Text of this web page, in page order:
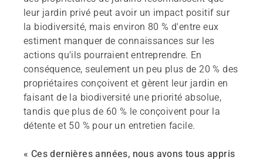
leur jardin privé peut avoir un impact positif sur
la biodiversité, mais environ 80 % d'entre eux
estiment manquer de connaissances sur les
actions qu'ils pourraient entreprendre. En
conséquence, seulement un peu plus de 20 % des
propriétaires conçoivent et gèrent leur jardin en
faisant de la biodiversité une priorité absolue,
tandis que plus de 60 % le conçoivent pour la
détente et 50 % pour un entretien facile.
« Ces dernières années, nous avons tous appris